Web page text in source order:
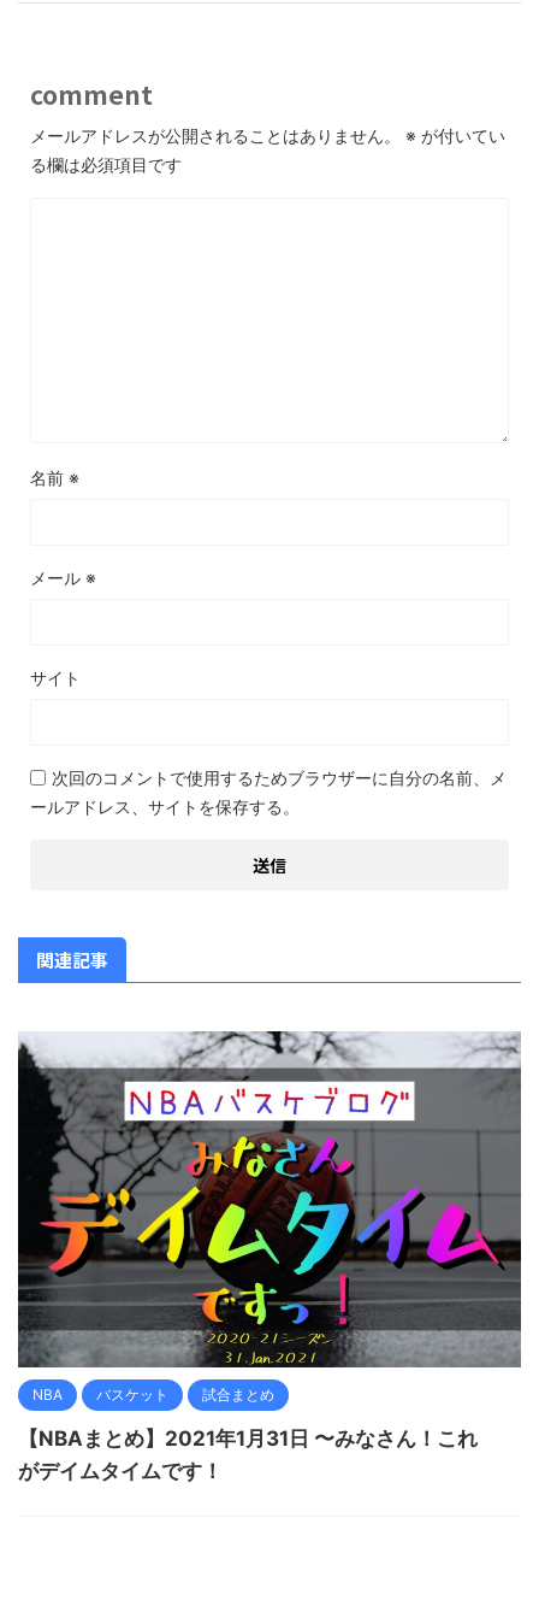
comment
メールアドレスが公開されることはありません。 ※ が付いてい
る欄は必須項目です
名前 ※
メール ※
サイト
次回のコメントで使用するためブラウザーに自分の名前、メ
ールアドレス、サイトを保存する。
関連記事
NBA バスケット 試合まとめ
【NBAまとめ】2021年1月31日 〜みなさん！これ
がデイムタイムです！